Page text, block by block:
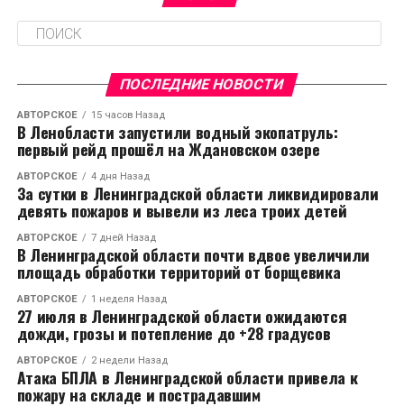
ПОСЛЕДНИЕ НОВОСТИ
АВТОРСКОЕ 15 часов Назад
В Ленобласти запустили водный экопатруль:
первый рейд прошёл на Ждановском озере
АВТОРСКОЕ 4 дня Назад
За сутки в Ленинградской области ликвидировали
девять пожаров и вывели из леса троих детей
АВТОРСКОЕ 7 дней Назад
В Ленинградской области почти вдвое увеличили
площадь обработки территорий от борщевика
АВТОРСКОЕ 1 неделя Назад
27 июля в Ленинградской области ожидаются
дожди, грозы и потепление до +28 градусов
АВТОРСКОЕ 2 недели Назад
Атака БПЛА в Ленинградской области привела к
пожару на складе и пострадавшим